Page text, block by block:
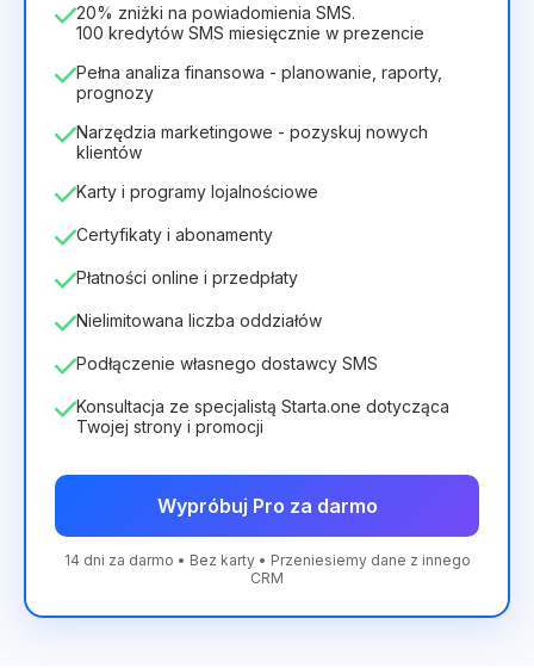
336zł za 12 Months
20% zniżki na powiadomienia SMS.
100 kredytów SMS miesięcznie w prezencie
Pełna analiza finansowa - planowanie, raporty,
prognozy
Narzędzia marketingowe - pozyskuj nowych
klientów
Karty i programy lojalnościowe
Certyfikaty i abonamenty
Płatności online i przedpłaty
Nielimitowana liczba oddziałów
Podłączenie własnego dostawcy SMS
Konsultacja ze specjalistą Starta.one dotycząca
Twojej strony i promocji
Wypróbuj Pro za darmo
14 dni za darmo • Bez karty • Przeniesiemy dane z innego
CRM